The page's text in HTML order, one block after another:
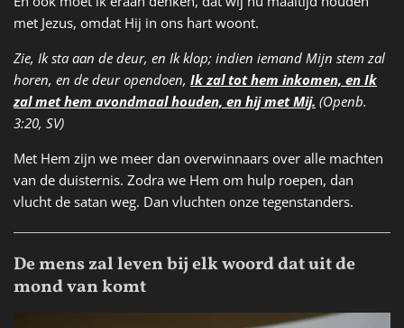
met Jezus, omdat Hij in ons hart woont.
Zie, Ik sta aan de deur, en Ik klop; indien iemand Mijn stem zal
horen, en de deur opendoen, Ik zal tot hem inkomen, en Ik
zal met hem avondmaal houden, en hij met Mij. (Openb.
3:20, SV)
Met Hem zijn we meer dan overwinnaars over alle machten
van de duisternis. Zodra we Hem om hulp roepen, dan
vlucht de satan weg. Dan vluchten onze tegenstanders.
De mens zal leven bij elk woord dat uit de
mond van komt